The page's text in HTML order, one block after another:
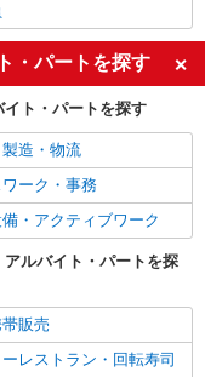
・パートを探す
ト・パートを探す
造・物流
ーク・事務
・アクティブワーク
ルバイト・パートを探
販売
レストラン・回転寿司